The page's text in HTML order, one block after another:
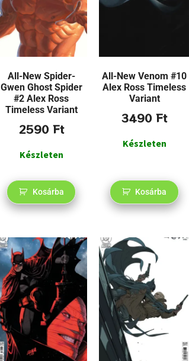
All-New Spider-
Gwen Ghost Spider
#2 Alex Ross
Timeless Variant
2590Ft
Készleten
Kosárba
All-New Venom #10
Alex Ross Timeless
Variant
3490Ft
Készleten
Kosárba